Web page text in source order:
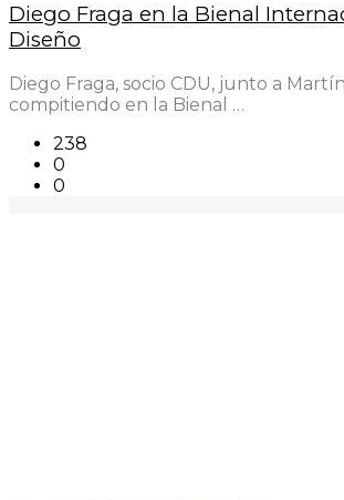
Diego Fraga en la Bienal
Diseño
Diego Fraga, socio CDU, junto a
compitiendo en la Bienal …
238
0
0